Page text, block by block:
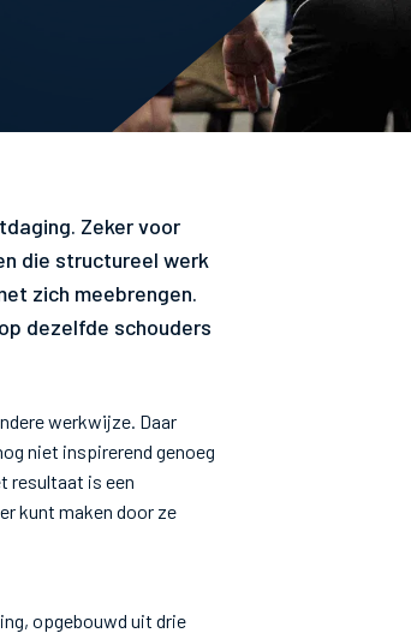
Zeker voor
die structureel werk
zich meebrengen.
dezelfde schouders
werkwijze. Daar
niet inspirerend genoeg
resultaat is een
kunt maken door ze
opgebouwd uit drie